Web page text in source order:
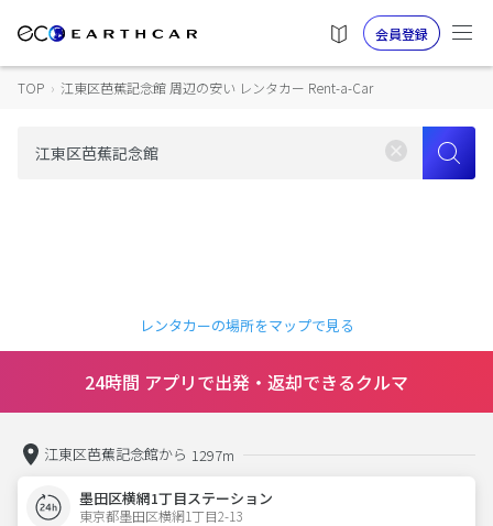
会員登録
TOP › 江東区芭蕉記念館 周辺の安い レンタカー Rent-a-Car
レンタカーの場所をマップで見る
24時間 アプリで出発・返却できるクルマ
江東区芭蕉記念館から 1297m
墨田区横網1丁目ステーション
東京都墨田区横網1丁目2-13